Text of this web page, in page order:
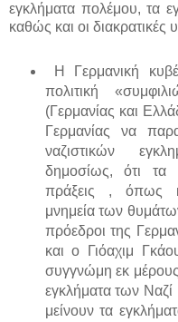
εγκλήματα πολέμου, τα
καθώς και οι
Η Γερμανική
πολιτική
(Γερμανίας και
Γερμανίας να
ναζιστικών
δημοσίως, ότι τα
πράξεις , όπως
μνημεία των
πρόεδροι της
και ο Γιόαχιμ
συγγνώμη εκ
εγκλήματα των Ναζί
μείνουν τα